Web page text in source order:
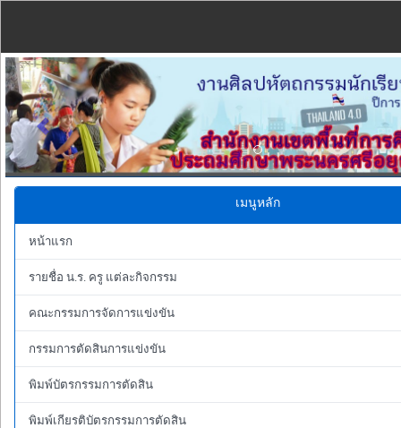
Previous
เมนูหลัก
หน้าแรก
รายชื่อ น.ร. ครู แต่ละกิจกรรม
คณะกรรมการจัดการแข่งขัน
กรรมการตัดสินการแข่งขัน
พิมพ์บัตรกรรมการตัดสิน
พิมพ์เกียรติบัตรกรรมการตัดสิน